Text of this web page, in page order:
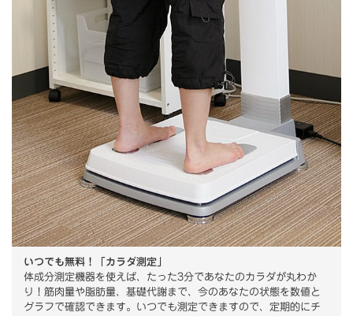
いつでも無料！「カラダ測定」
体成分測定機器を使えば、たった3分であなたのカラダが丸わか
り！筋肉量や脂肪量、基礎代謝まで、今のあなたの状態を数値と
グラフで確認できます。いつでも測定できますので、定期的にチ